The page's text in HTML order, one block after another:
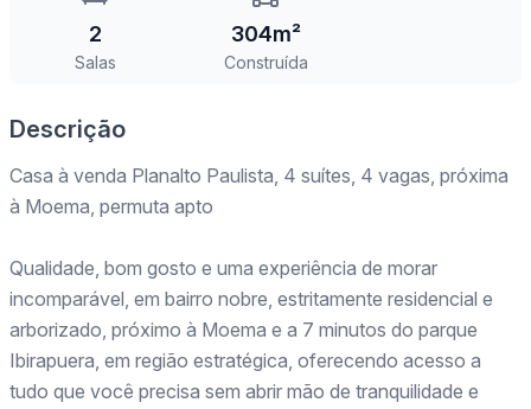
2
Salas
304m²
Construída
Descrição
Casa à venda Planalto Paulista, 4 suítes, 4 vagas, próxima
à Moema, permuta apto
Qualidade, bom gosto e uma experiência de morar
incomparável, em bairro nobre, estritamente residencial e
arborizado, próximo à Moema e a 7 minutos do parque
Ibirapuera, em região estratégica, oferecendo acesso a
tudo que você precisa sem abrir mão de tranquilidade e